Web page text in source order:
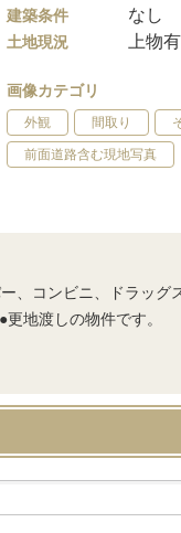
建築条件 なし
土地現況 上物有
画像カテゴリ
外観 間取り
前面道路含む現地写真
、コンビニ、ドラッ
地渡しの物件です。